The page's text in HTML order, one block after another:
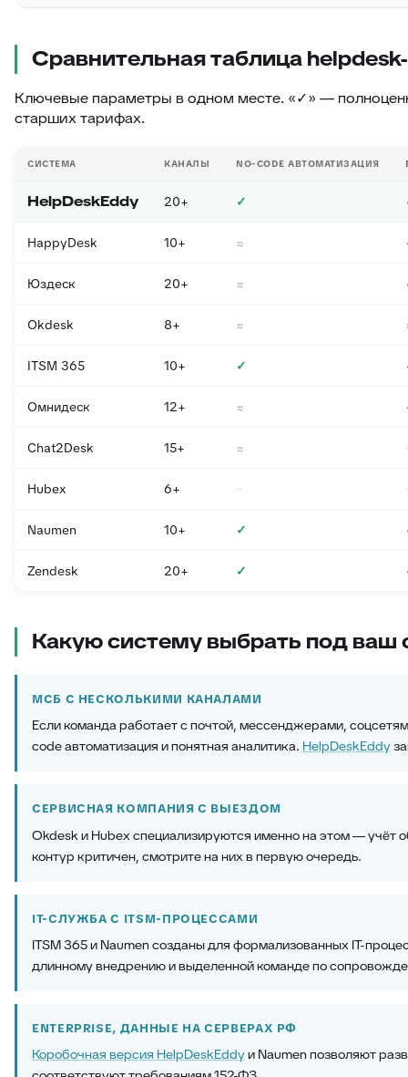
Сравнительная таблица
Ключевые параметры в одном месте. «✓» —
старших тарифах.
СИСТЕМА КАНАЛЫ NO-CODE АВТОМАТИЗАЦИЯ
HelpDeskEddy 20+ ✓
HappyDesk 10+ ≈
Юздеск 20+ ≈
Okdesk 8+ ≈
ITSM 365 10+ ✓
Омнидеск 12+ ≈
Chat2Desk 15+ ≈
Hubex 6+ –
Naumen 10+ ✓
Zendesk 20+ ✓
Какую систему выбрать под ваш
МСБ С НЕСКОЛЬКИМИ КАНАЛАМИ
Если команда работает с почтой, мессенджерами,
code автоматизация и понятная аналитика. HelpDeskEddy
СЕРВИСНАЯ КОМПАНИЯ С ВЫЕЗДОМ
Okdesk и Hubex специализируются именно на этом — учёт
контур критичен, смотрите на них в первую очередь.
IT-СЛУЖБА С ITSM-ПРОЦЕССАМИ
ITSM 365 и Naumen созданы для формализованных IT-
длинному внедрению и выделенной команде по
ENTERPRISE, ДАННЫЕ НА СЕРВЕРАХ РФ
Коробочная версия HelpDeskEddyи Naumen позволяют